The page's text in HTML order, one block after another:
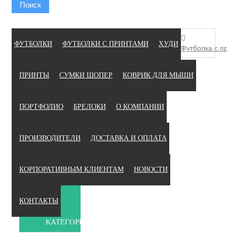
Поиск
ФУТБОЛКИ ФУТБОЛКИ С ПРИНТАМИ ХУДИ
ПРИНТЫ СУМКИ ШОПЕР КОВРИК ДЛЯ МЫШИ
ПОРТФОЛИО БРЕЛОКИ О КОМПАНИИ
ПРОИЗВОДИТЕЛИ ДОСТАВКА И ОПЛАТА
КОРПОРАТИВНЫМ КЛИЕНТАМ НОВОСТИ
КОНТАКТЫ
Футболка с
КАТЕГОРИИ